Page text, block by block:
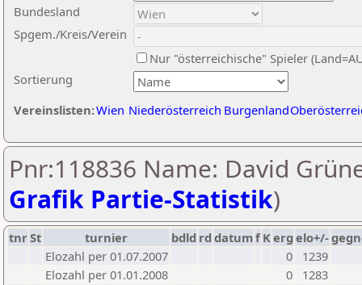
Sortierung
Bundesland
Spgem./Kreis/Verein
Nur "österreichische" Spieler
Vereinslisten:Wien Niederösterreich Burgenland
Pnr:118836 Name: David
Grafik Partie-Statistik)
tnrSt turnier bdld rd datumf Kerg elo+/-
Elozahl per 01.07.2007
0
1239
Elozahl per 01.01.2008
0
1283